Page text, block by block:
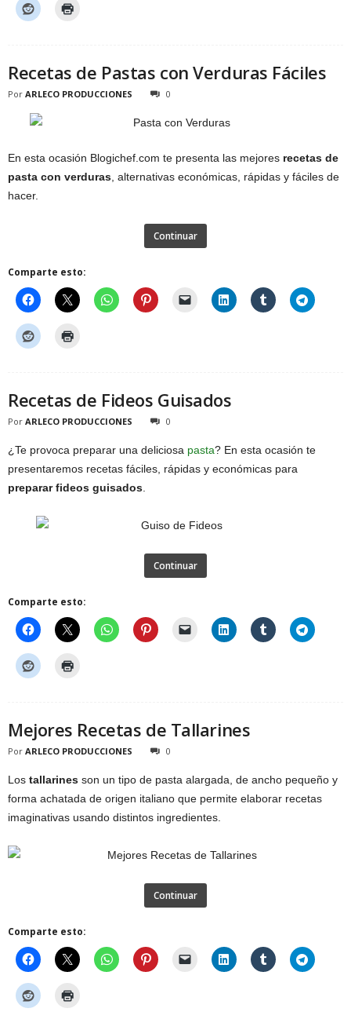
Recetas de Pastas con Verduras Fáciles
Por ARLECO PRODUCCIONES 0
En esta ocasión Blogichef.com te presenta las mejores recetas de
pasta con verduras , alternativas económicas, rápidas y fáciles de
hacer.
Continuar
Comparte esto:
Recetas de Fideos Guisados
Por ARLECO PRODUCCIONES 0
¿Te provoca preparar una deliciosa pasta? En esta ocasión te
presentaremos recetas fáciles, rápidas y económicas para
preparar fideos guisados
Continuar
Comparte esto:
Mejores Recetas de Tallarines
Por ARLECO PRODUCCIONES 0
Los tallarines son un tipo de pasta alargada, de ancho pequeño y
forma achatada de origen italiano que permite elaborar recetas
imaginativas usando distintos ingredientes.
Continuar
Comparte esto: